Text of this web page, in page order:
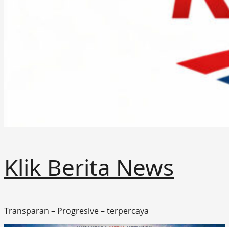
Klik Berita News
Transparan – Progresive – terpercaya